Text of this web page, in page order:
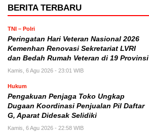
BERITA TERBARU
TNI – Polri
Peringatan Hari Veteran Nasional 2026
Kemenhan Renovasi Sekretariat LVRI
dan Bedah Rumah Veteran di 19 Provinsi
Kamis, 6 Agu 2026 - 23:01 WIB
Hukum
Pengakuan Penjaga Toko Ungkap
Dugaan Koordinasi Penjualan Pil Daftar
G, Aparat Didesak Selidiki
Kamis, 6 Agu 2026 - 22:58 WIB